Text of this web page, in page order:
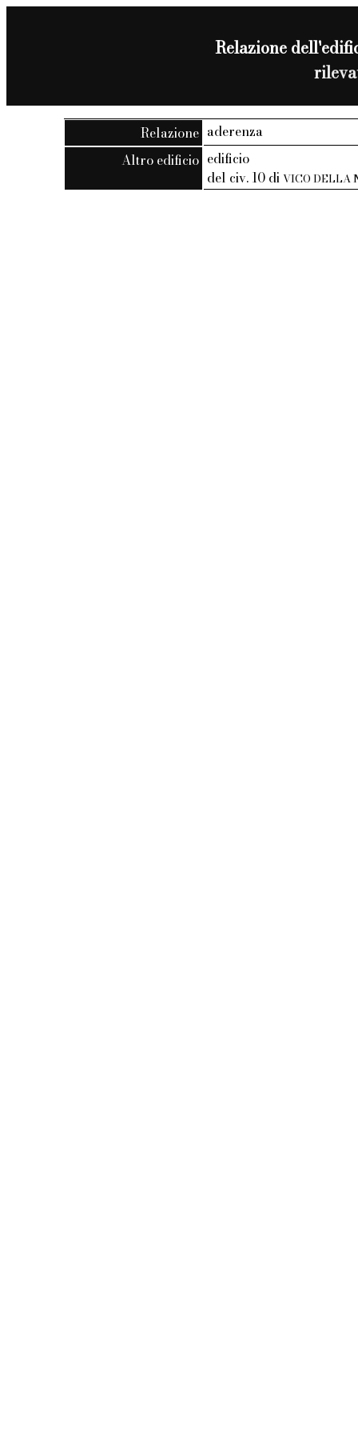
Relazione
Relazione aderenza
Altro edificio edificio
del civ. 10 diVICO DELLA